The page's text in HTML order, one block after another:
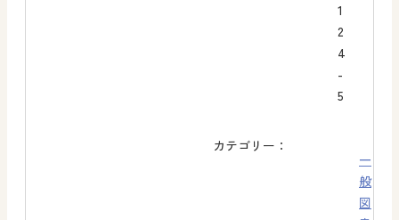
1
2
4
-
5
カテゴリー：
一
般
図